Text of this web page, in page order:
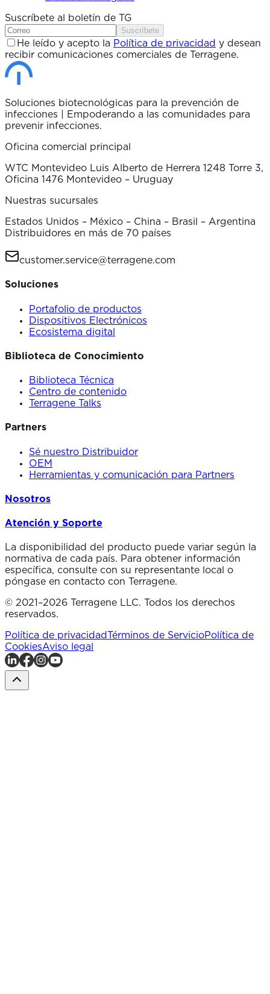
Suscríbete al boletín de TG
Suscríbete
He leído y acepto la Política de privacidad y desean
recibir comunicaciones comerciales de Terragene.
Soluciones biotecnológicas para la prevención de
infecciones | Empoderando a las comunidades para
prevenir infecciones.
Oficina comercial principal
WTC Montevideo Luis Alberto de Herrera 1248 Torre 3,
Oficina 1476 Montevideo – Uruguay
Nuestras sucursales
Estados Unidos – México – China – Brasil – Argentina
Distribuidores en más de 70 países
customer.service@terragene.com
Soluciones
Portafolio de productos
Dispositivos Electrónicos
Ecosistema digital
Biblioteca de Conocimiento
Biblioteca Técnica
Centro de contenido
Terragene Talks
Partners
Sé nuestro Distribuidor
OEM
Herramientas y comunicación para Partners
Nosotros
Atención y Soporte
La disponibilidad del producto puede variar según la
normativa de cada país. Para obtener información
específica, consulte con su representante local o
póngase en contacto con Terragene.
© 2021–2026 Terragene LLC. Todos los derechos
reservados.
Política de privacidad Términos de ServicioPolítica de
CookiesAviso legal